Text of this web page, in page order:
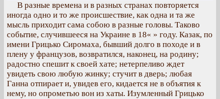
В разные времена и в разных странах повторяется
иногда одно и то же происшествие, как одна и та же
мысль приходит сама собою в разные головы. Таково
событие, случившееся на Украине в 18« » году. Казак, по
имени Грицько Сиромаха, бывший долго в походе и в
плену у французов, возвратился, наконец, на родину;
радостно спешит к своей хате; нетерпеливо ждет
увидеть свою любую жинку; стучит в дверь; любая
Ганна отпирает и, увидев его, кидается не в объятия к
нему, но опрометью вон из хаты. Изумленный Грицько